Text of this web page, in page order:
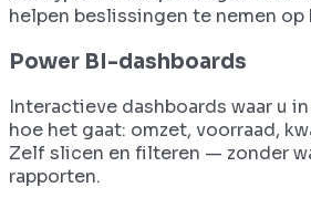
helpen beslissingen te nemen op
Power BI-dashboards
Interactieve dashboards waar u
hoe het gaat: omzet, voorraad,
Zelf slicen en filteren — zonder
rapporten.